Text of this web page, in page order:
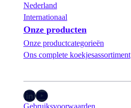
Nederland
Internationaal
Onze producten
Onze productcategorieën
Ons complete koekjesassortiment
LinkedIn YouTube
Gebruiksvoorwaarden